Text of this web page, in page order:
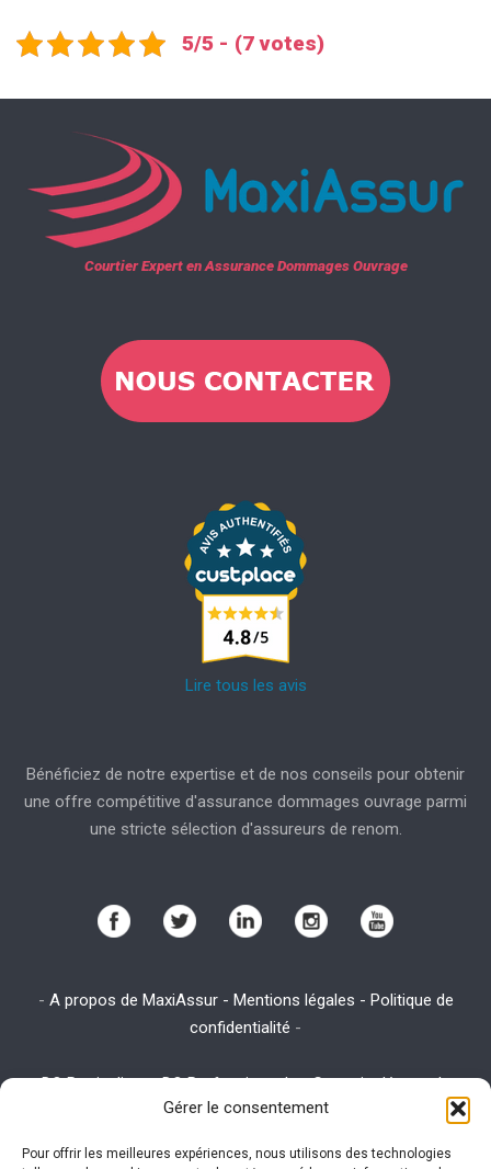
Gérer le consentement
Pour offrir les meilleures expériences, nous utilisons des technologies
5/5 - (7 votes)
Courtier Expert en Assurance Dommages Ouvrage
Lire tous les avis
Bénéficiez de notre expertise et de nos conseils pour obtenir
une offre compétitive d'assurance dommages ouvrage parmi
une stricte sélection d'assureurs de renom.
- A propos de MaxiAssur - Mentions légales - Politique de
confidentialité -
-DO Particuliers-DO Professionnels-Garantie décennale-
Assurance emprunteur-Assurance habitation
Assurance RC